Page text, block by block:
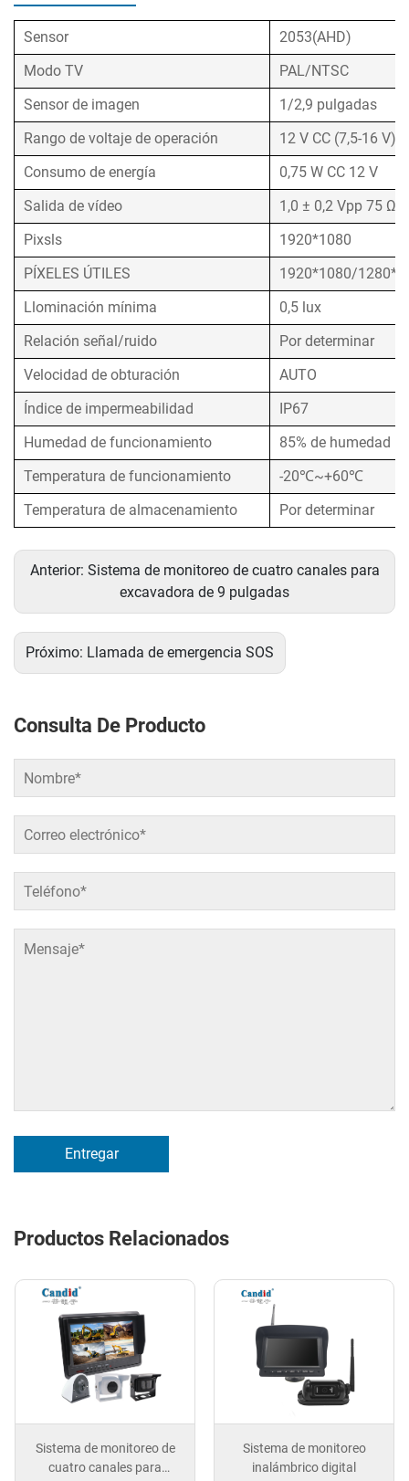
Sensor
2053(AHD)
Modo TV
PAL/NTSC
Sensor de imagen
1/2,9 pulgadas
Rango de voltaje de operación
12 V CC (7,5-16 V)
Consumo de energía
0,75 W CC 12 V
Salida de vídeo
1,0 ± 0,2 Vpp 75 Ω
Pixsls
1920*1080
PÍXELES ÚTILES
1920*1080/
Llominación mínima
0,5 lux
Relación señal/ruido
Por determinar
Velocidad de obturación
AUTO
Índice de impermeabilidad
IP67
Humedad de funcionamiento
85% de humedad
Temperatura de funcionamiento
-20℃~+60℃
Temperatura de almacenamiento
Por determinar
Anterior: Sistema de monitoreo de cuatro canales para
excavadora de 9 pulgadas
Próximo: Llamada de emergencia SOS
Consulta De Producto
Entregar
Productos Relacionados
Sistema de monitoreo de
cuatro canales para
Sistema de monitoreo
inalámbrico digital